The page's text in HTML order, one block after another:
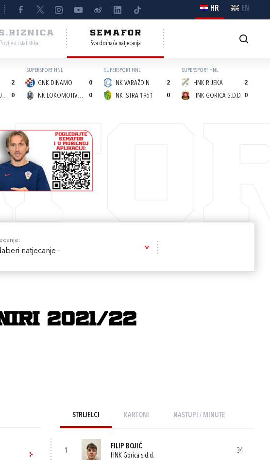
HR EN
Povijest i statistika
SEMAFOR
Sva domaća natjecanja
2
0
NK SLAVEN BELUPO
SUPERSPORT HNL
GNK DINAMO
0
0
NK LOKOMOTIVA (Z)
SUPERSPORT HNL
NK VARAŽDIN
2
0
NK ISTRA 1961
SUPERSPORT HNL
HNK RIJEKA
2
0
HNK GORICA S.D.D.
natjecanje -
2021/22
STRIJELCI KARTONI NASTUPI / MINUTE
1
FILIP BOJIĆ
HNK Gorica s.d.d.
34